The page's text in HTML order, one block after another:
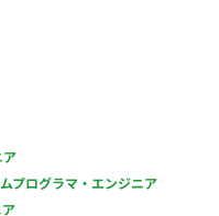
ア
プログラマ・エンジニア